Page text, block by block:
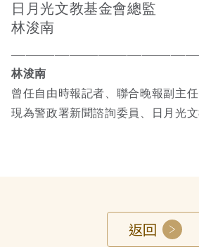
日月光文教基金會總監
林浚南
林浚南
曾任自由時報記者、聯合晚報副主
現為警政署新聞諮詢委員、日月光
返回